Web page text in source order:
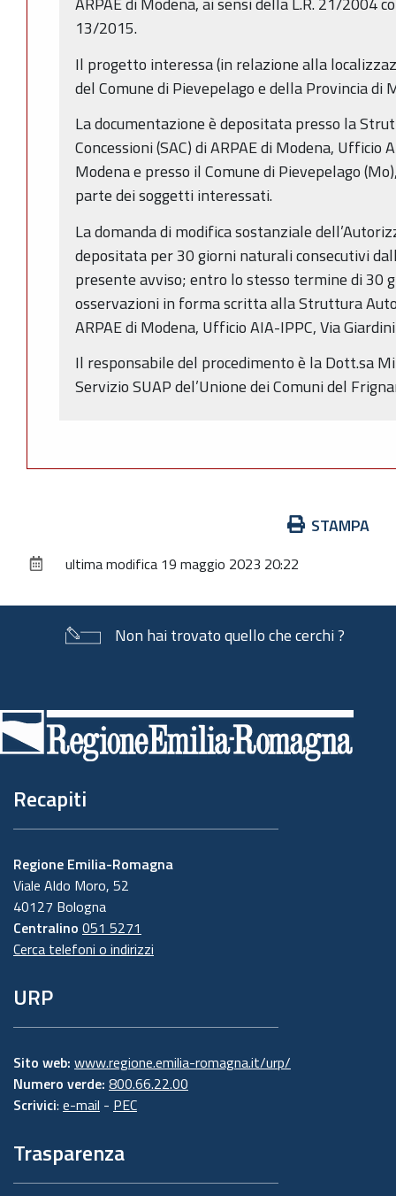
13/2015.
Il progetto interessa (in relazione alla
del Comune di Pievepelago e della Provincia di
La documentazione è depositata presso la
Concessioni (SAC) di ARPAE di Modena, Ufficio
Modena e presso il Comune di Pievepelago
parte dei soggetti interessati.
La domanda di modifica sostanziale
depositata per 30 giorni naturali consecutivi
presente avviso; entro lo stesso termine di 30
osservazioni in forma scritta alla Struttura
ARPAE di Modena, Ufficio AIA-IPPC, Via
Il responsabile del procedimento è la Dott.sa
Servizio SUAP del’Unione dei Comuni del
documento
STAMPA
ultima modifica 19 maggio 2023 20:22
Non hai trovato quello che cerchi ?
di
pagina
Recapiti
Regione Emilia-Romagna
Viale Aldo Moro, 52
40127 Bologna
Centralino 051 5271
Cerca telefoni o indirizzi
URP
Sito web: www.regione.emilia-romagna.it/urp/
Numero verde: 800.66.22.00
Scrivici: e-mail - PEC
Trasparenza